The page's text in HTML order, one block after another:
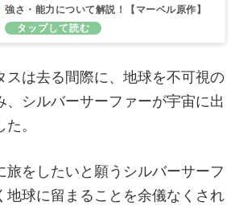
強さ・能力について解説！【マーベル原作】
スは去る間際に、地球を不可視の
、シルバーサーファーが宇宙に出
。
旅をしたいと願うシルバーサーフ
地球に留まることを余儀なくされ